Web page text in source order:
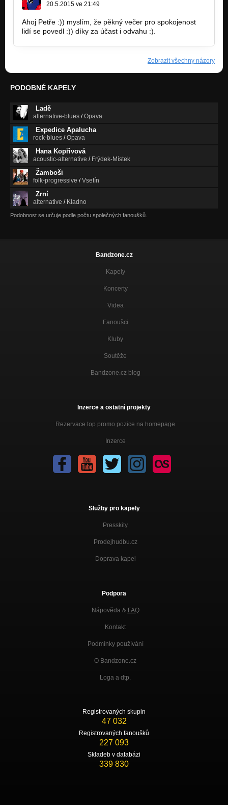
20.5.2015 ve 21:49
Ahoj Petře :)) myslím, že pěkný večer pro spokojenost
lidí se povedl :)) díky za účast i odvahu :).
Zobrazit všechny názory
PODOBNÉ KAPELY
Ladě
alternative-blues /Opava
Expedice Apalucha
rock-blues /Opava
Hana Kopřivová
acoustic-alternative / Frýdek-Místek
Žamboši
folk-progressive /Vsetín
Zrní
alternative / Kladno
Podobnost se určuje podle počtu společných fanoušků.
Bandzone.cz
Kapely
Koncerty
Videa
Fanoušci
Kluby
Soutěže
Bandzone.cz blog
Inzerce a ostatní projekty
Rezervace top promo pozice na homepage
Inzerce
Služby pro kapely
Presskity
Prodejhudbu.cz
Doprava kapel
Podpora
Nápověda & FAQ
Kontakt
Podmínky používání
O Bandzone.cz
Loga a dtp.
Registrovaných skupin
47 032
Registrovaných fanoušků
227 093
Skladeb v databázi
339 830